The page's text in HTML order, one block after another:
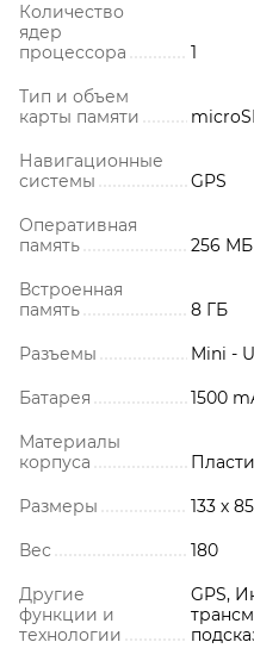
Количество
ядер
процессора
1
Тип и объем
карты памяти
Навигационные
системы
GPS
Оперативная
память
256 МБ
Встроенная
память
8 ГБ
Разъемы Mini -
Батарея 1500
Материалы
корпуса
Размеры 133 х
Вес 180
Другие
функции и
технологии
GPS,